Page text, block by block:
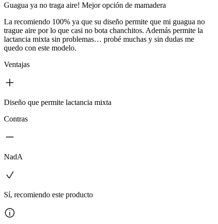
Guagua ya no traga aire! Mejor opción de mamadera
La recomiendo 100% ya que su diseño permite que mi guagua no
trague aire por lo que casi no bota chanchitos. Además permite la
lactancia mixta sin problemas… probé muchas y sin dudas me
quedo con este modelo.
Ventajas
Diseño que permite lactancia mixta
Contras
NadA
Sí, recomiendo este producto